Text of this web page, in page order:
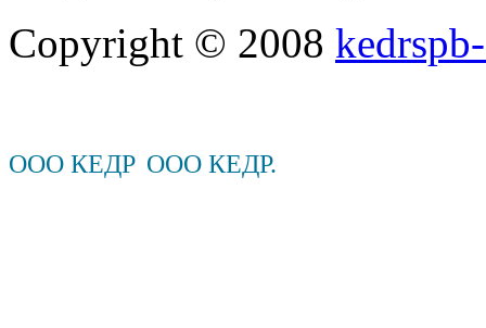
Copyright © 2008
ООО КЕДР ООО КЕДР.